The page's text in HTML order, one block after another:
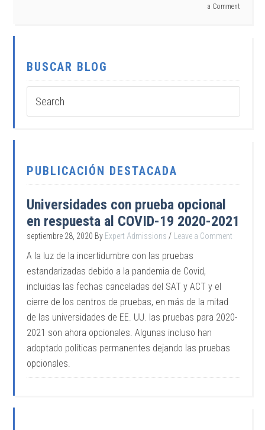
a Comment
BUSCAR BLOG
PUBLICACIÓN DESTACADA
Universidades con prueba opcional
en respuesta al COVID-19 2020-2021
septiembre 28, 2020 By Expert Admissions Leave a Comment
A la luz de la incertidumbre con las pruebas
estandarizadas debido a la pandemia de Covid,
incluidas las fechas canceladas del SAT y ACT y el
cierre de los centros de pruebas, en más de la mitad
de las universidades de EE. UU. las pruebas para 2020-
2021 son ahora opcionales. Algunas incluso han
adoptado políticas permanentes dejando las pruebas
opcionales.